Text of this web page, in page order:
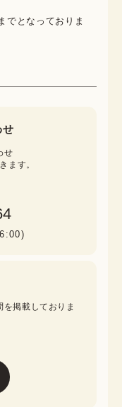
でとなっておりま
せ
せ
ます。
掲載しておりま